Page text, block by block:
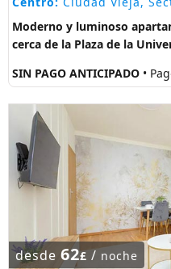
Moderno y luminoso
cerca de la Plaza de la
SIN PAGO ANTICIPADO •
desde 62£/ noche